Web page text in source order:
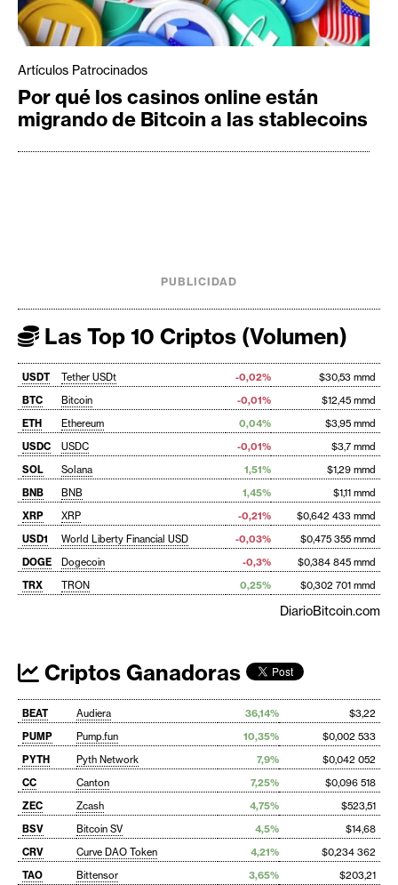
Artículos Patrocinados
Por qué los casinos online están
migrando de Bitcoin a las stablecoins
PUBLICIDAD
Las Top 10 Criptos (Volumen)
USDT Tether USDt -0,02%
$30,53 mmd
BTC
Bitcoin -0,01%
$12,45 mmd
ETH
Ethereum 0,04%
$3,95 mmd
USDC
USDC -0,01%
$3,7 mmd
SOL
Solana 1,51%
$1,29 mmd
BNB
BNB 1,45%
$1,11 mmd
XRP
XRP -0,21%
$0,642 433 mmd
USD1
World Liberty Financial USD -0,03%
$0,475 355 mmd
DOGE
Dogecoin -0,3%
$0,384 845 mmd
TRX
TRON 0,25% $0,302 701 mmd
DiarioBitcoin.com
Criptos Ganadoras
BEAT Audiera 36,14%
$3,22
PUMP
Pump.fun 10,35%
$0,002 533
PYTH
Pyth Network 7,9%
$0,042 052
CC
Canton 7,25%
$0,096 518
ZEC
Zcash 4,75%
$523,51
BSV
Bitcoin SV 4,5%
$14,68
CRV
Curve DAO Token 4,21%
$0,234 362
TAO
Bittensor 3,65% $203,21